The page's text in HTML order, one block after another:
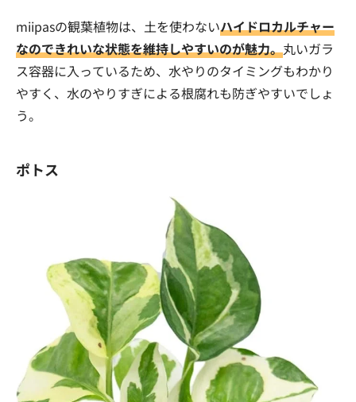
miipasの観葉植物は、土を使わないハイドロカルチャー
なのできれいな状態を維持しやすいのが魅力。丸いガラ
ス容器に入っているため、水やりのタイミングもわかり
やすく、水のやりすぎによる根腐れも防ぎやすいでしょ
う。
ポトス